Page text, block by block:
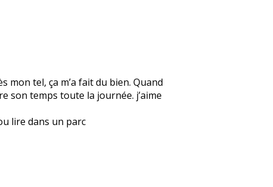
mon tel, ça m’a fait du bien. Quand
son temps toute la journée. j’aime
lire dans un parc